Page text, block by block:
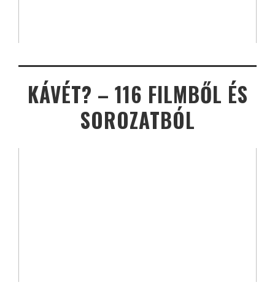
KÁVÉT? – 116 FILMBŐL ÉS
SOROZATBÓL